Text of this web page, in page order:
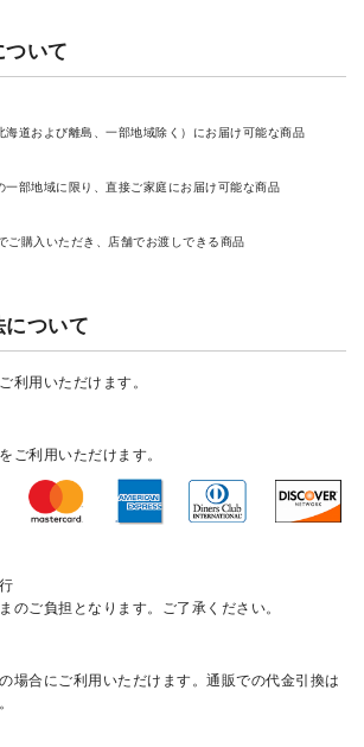
いて
海道および離島、一部地域除く）にお届け可能な商品
一部地域に限り、直接ご家庭にお届け可能な商品
ご購入いただき、店舗でお渡しできる商品
について
利用いただけます。
ご利用いただけます。
のご負担となります。ご了承ください。
場合にご利用いただけます。通販での代金引換は